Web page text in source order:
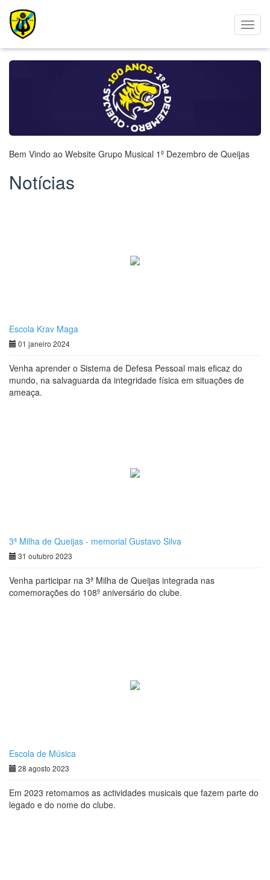
Bem Vindo ao Website Grupo Musical 1º Dezembro de Queijas
Notícias
Escola Krav Maga
01 janeiro 2024
Venha aprender o Sistema de Defesa Pessoal mais eficaz do
mundo, na salvaguarda da integridade física em situações de
ameaça.
3ª Milha de Queijas - memorial Gustavo Silva
31 outubro 2023
Venha participar na 3ª Milha de Queijas integrada nas
comemorações do 108º aniversário do clube.
Escola de Música
28 agosto 2023
Em 2023 retomamos as actividades musicais que fazem parte do
legado e do nome do clube.